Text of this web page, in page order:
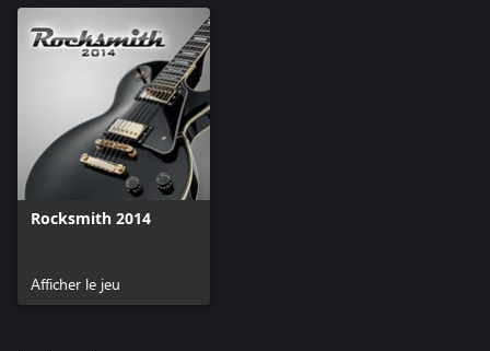
Rocksmith 2014
Afficher le jeu